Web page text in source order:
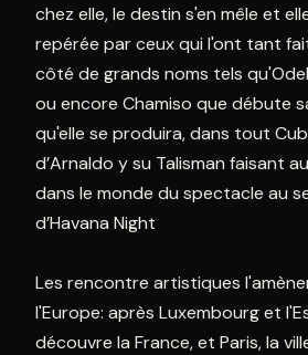
chez elle, le destin s'en mêle et
repérée par ceux qui l'ont tant
côté de grands noms tels
ou encore Chamiso que débute
qu'elle se produira, dans tout
d’Arnaldo y su Talisman faisant
dans le monde du spectacle au
d’Havana Night
Les rencontre artistiques
l'Europe: après Luxembourg et
découvre la France, et Paris, la